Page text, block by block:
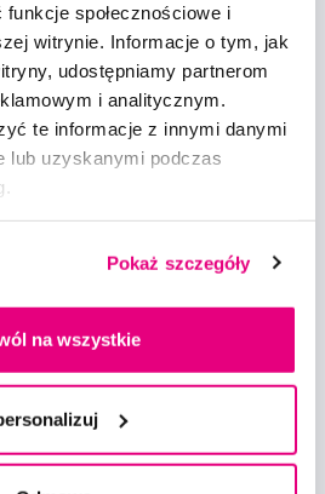
społecznościowe i
witrynie. Informacje o tym, jak
udostępniamy partnerom
i analitycznym.
te informacje z innymi danymi
lub uzyskanymi podczas
Pokaż szczegóły
na wszystkie
o nowościach i ofertach specjalnych i
danych osobowychw tym celu.